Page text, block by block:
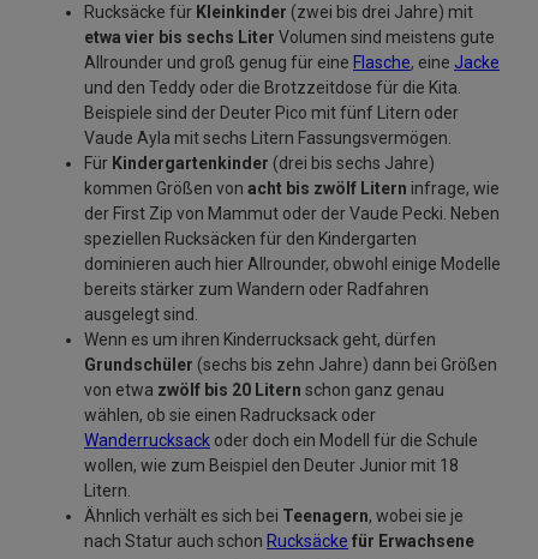
Rucksäcke für Kleinkinder (zwei bis drei Jahre) mit
etwa vier bis sechs Liter Volumen sind meistens gute
Allrounder und groß genug für eine Flasche, eine Jacke
und den Teddy oder die Brotzzeitdose für die Kita.
Beispiele sind der Deuter Pico mit fünf Litern oder
Vaude Ayla mit sechs Litern Fassungsvermögen.
Für Kindergartenkinder (drei bis sechs Jahre)
kommen Größen von acht bis zwölf Litern infrage, wie
der First Zip von Mammut oder der Vaude Pecki. Neben
speziellen Rucksäcken für den Kindergarten
dominieren auch hier Allrounder, obwohl einige Modelle
bereits stärker zum Wandern oder Radfahren
ausgelegt sind.
Wenn es um ihren Kinderrucksack geht, dürfen
Grundschüler (sechs bis zehn Jahre) dann bei Größen
von etwa zwölf bis 20 Litern schon ganz genau
wählen, ob sie einen Radrucksack oder
Wanderrucksack oder doch ein Modell für die Schule
wollen, wie zum Beispiel den Deuter Junior mit 18
Litern.
Ähnlich verhält es sich bei Teenagern, wobei sie je
nach Statur auch schon Rucksäcke für Erwachsene